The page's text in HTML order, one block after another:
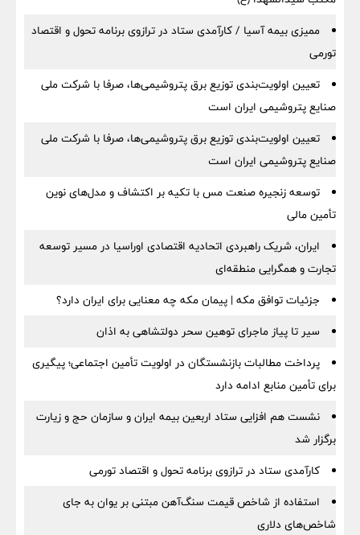
ممیزی بیمه آسیا / کارآمدی ستاد در ترازوی برنامه تحول و اقتصاد
تورمی
تعیین اولویت‌بندی توزیع برق پتروشیمی‌ها، صرفا با شرکت ملی
صنایع پتروشیمی ایران است
تعیین اولویت‌بندی توزیع برق پتروشیمی‌ها، صرفا با شرکت ملی
صنایع پتروشیمی ایران است
توسعه زنجیره صنعت مس با تکیه بر اکتشاف و مدل‌های نوین
تأمین مالی
ایران، شریک راهبردی اتحادیه اقتصادی اوراسیا در مسیر توسعه
تجارت و همگرایی منطقه‌ای
جزئیات توافق مکه | پیمان مکه چه معنایی برای ایران دارد؟
سیر تا پیاز ماجرای توهین سحر دولتشاهی به اذان
پرداخت مطالبات بازنشستگان در اولویت تأمین اجتماعی؛ پیگیری
برای تأمین منابع ادامه دارد
نشست هم افزایی ستاد اربعین بیمه ایران و سازمان حج و زیارت
برگزار شد
کارآمدی ستاد در ترازوی برنامه تحول و اقتصاد تورمی
استفاده از شاخص قیمت سنگ‌آهن مبتنی بر یوان به جای
شاخص‌های دلاری